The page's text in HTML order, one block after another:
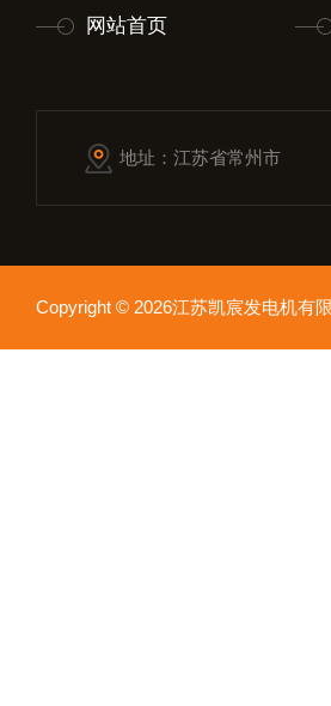
网站首页
地址：江苏省常州市
Copyright © 2026江苏凯宸发电机